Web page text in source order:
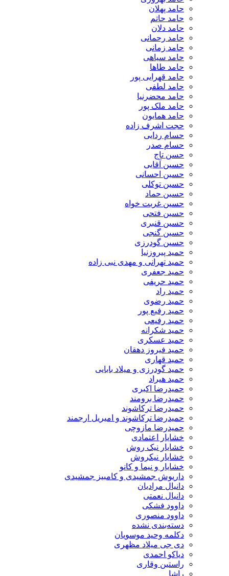
حامد پهلان
حامد حاتم
حامد دلان
حامد رحمانی
حامد زمانی
حامد سیاهی
حامد طاها
حامد قهرایی پور
حامد لطفی
حامد محضرنیا
حامد ملک پور
حامد همایون
حجت اشرف زاده
حسام ردایی
حسام صدر
حسن تاج
حسین آقایی
حسین احسانی
حسین توکلی
حسین حماد
حسین غربت خواه
حسین فتحی
حسین قنبری
حسین گنجی
حسین گودرزی
حمید پیروزنیا
حمید تهرانی و مهدی نبی زاده
حمید جعفری
حمید حریفی
حمید راد
حمید رضوی
حمید رفیع پور
حمید رفیعی
حمید شکرانه
حمید عسکری
حمید فیروز دهقان
حمید قهاری
حمید گودرزی و میلاد بابایی
حمید هیراد
حمیدرضا اکبری
حمیدرضا برومند
حمیدرضا ترکاشوند
حمیدرضا ترکاشوند و امیریل ارجمند
حمیدرضا مازوچی
خشایار اعتمادی
خشایار نیک روش
خشایار نیکروش
خشایار و نیما و کانو
داریوش جمشیدی و کامبیز جمشیدی
دانیال مرادیان
دانیال نعمتی
داوود فشکی
داوود منصوری
دسته‌بندی نشده
دکلمه وحید موسویان
دی جی میلاد مظهری
دیاکو احمدی
راستین وقاری
راشا